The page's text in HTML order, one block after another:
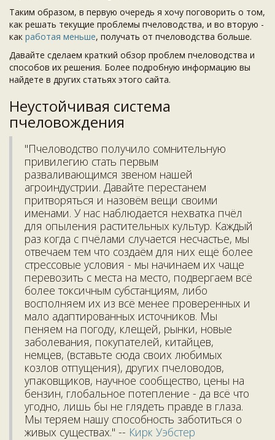
Таким образом, в первую очередь я хочу поговорить о том,
как решать текущие проблемы пчеловодства, и во вторую -
как работая меньше, получать от пчеловодства больше.
Давайте сделаем краткий обзор проблем пчеловодства и
способов их решения. Более подробную информацию вы
найдете в других статьях этого сайта.
Неустойчивая система
пчеловождения
"Пчеловодство получило сомнительную
привилегию стать первым
разваливающимся звеном нашей
агроиндустрии. Давайте перестанем
притворяться и назовём вещи своими
именами. У нас наблюдается нехватка пчёл
для опыления растительных культур. Каждый
раз когда с пчёлами случается несчастье, мы
отвечаем тем что создаём для них ещё более
стрессовые условия - мы начинаем их чаще
перевозить с места на место, подвергаем всё
более токсичным субстанциям, либо
восполняем их из всё менее проверенных и
мало адаптированных источников. Мы
пеняем на погоду, клещей, рынки, новые
заболевания, покупателей, китайцев,
немцев, (вставьте сюда своих любимых
козлов отпущения), других пчеловодов,
упаковщиков, научное сообщество, цены на
бензин, глобальное потепление - да всё что
угодно, лишь бы не глядеть правде в глаза.
Мы теряем нашу способность заботиться о
живых существах." -- Кирк Уэбстер